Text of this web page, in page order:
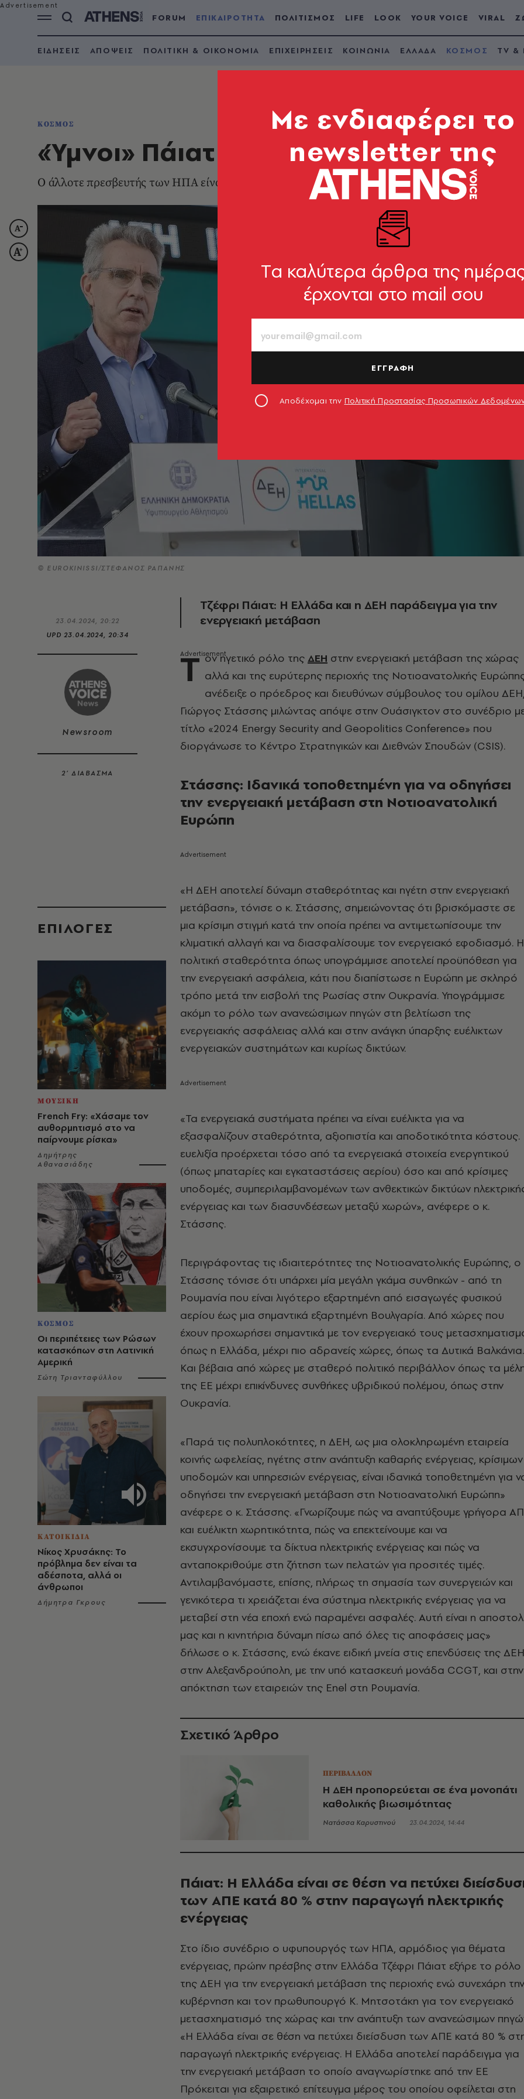
FORUM ΕΠΙΚΑΙΡΟΤΗΤΑ ΠΟΛΙΤΙΣΜΟΣ LIFE LOOK YOUR VOICE VIRAL
ΕΙΔΗΣΕΙΣ ΑΠΟΨΕΙΣ ΠΟΛΙΤΙΚΗ & ΟΙΚΟΝΟΜΙΑ ΕΠΙΧΕΙΡΗΣΕΙΣ ΚΟΙΝΩΝΙΑ ΕΛΛΑΔΑ ΚΟΣΜΟΣ TV &
ΚΟΣΜΟΣ
«Ύμνοι» Πάιατ για την Ελλάδα και την
O άλλοτε πρεσβευτής των ΗΠΑ είναι πλέον υφυπουργός αρμόδιος για ενεργειακά ζητήματα
© ΕUROKINISSI/ΣΤΕΦΑΝΟΣ ΡΑΠΑΝΗΣ
23.04.2024, 20:22
UPD23.04.2024, 20:34
Newsroom
2’ ΔΙΑΒΑΣΜΑ
EΠΙΛΟΓΈΣ
ΜΟΥΣΙΚΗ
French Fry: «Χάσαμε τον
αυθορμητισμό στο να
παίρνουμε ρίσκα»
Δημήτρης
Αθανασιάδης
ΚΟΣΜΟΣ
Οι περιπέτειες των Ρώσων
κατασκόπων στη Λατινική
Αμερική
Σώτη Τριανταφύλλου
ΚΑΤΟΙΚΙΔΙΑ
Νίκος Χρυσάκης: Το
πρόβλημα δεν είναι τα
αδέσποτα, αλλά οι
άνθρωποι
Δήμητρα Γκρους
Τζέφρι Πάιατ: Η Ελλάδα και η ΔΕΗ παράδειγμα για την
ενεργειακή μετάβαση
Τ ον ηγετικό ρόλο της ΔΕΗ στην ενεργειακή μετάβαση της χώρας
αλλά και της ευρύτερης περιοχής της Νοτιοανατολικής
ανέδειξε ο πρόεδρος και διευθύνων σύμβουλος του ομίλου
Γιώργος Στάσσης μιλώντας απόψε στην Ουάσιγκτον στο συνέδριο
τίτλο «2024 Energy Security and Geopolitics Conference» που
διοργάνωσε το Κέντρο Στρατηγικών και Διεθνών Σπουδών (CSIS).
Στάσσης: Iδανικά τοποθετημένη για να οδηγήσει
την ενεργειακή μετάβαση στη Νοτιοανατολική
Ευρώπη
«Η ΔΕΗ αποτελεί δύναμη σταθερότητας και ηγέτη στην ενεργειακή
μετάβαση», τόνισε ο κ. Στάσσης, σημειώνοντας ότι βρισκόμαστε σε
μια κρίσιμη στιγμή κατά την οποία πρέπει να αντιμετωπίσουμε την
κλιματική αλλαγή και να διασφαλίσουμε τον ενεργειακό εφοδιασμό. Η
πολιτική σταθερότητα όπως υπογράμμισε αποτελεί προϋπόθεση για
την ενεργειακή ασφάλεια, κάτι που διαπίστωσε η Ευρώπη με σκληρό
τρόπο μετά την εισβολή της Ρωσίας στην Ουκρανία. Υπογράμμισε
ακόμη το ρόλο των ανανεώσιμων πηγών στη βελτίωση της
ενεργειακής ασφάλειας αλλά και στην ανάγκη ύπαρξης ευέλικτων
ενεργειακών συστημάτων και κυρίως δικτύων.
«Τα ενεργειακά συστήματα πρέπει να είναι ευέλικτα για να
εξασφαλίζουν σταθερότητα, αξιοπιστία και αποδοτικότητα
ευελιξία προέρχεται τόσο από τα ενεργειακά στοιχεία ενεργητικού
(όπως μπαταρίες και εγκαταστάσεις αερίου) όσο και από κρίσιμες
υποδομές, συμπεριλαμβανομένων των ανθεκτικών δικτύων
ενέργειας και των διασυνδέσεων μεταξύ χωρών», ανέφερε ο κ.
Στάσσης.
Περιγράφοντας τις ιδιαιτερότητες της Νοτιοανατολικής Ευρώπης, ο
Στάσσης τόνισε ότι υπάρχει μία μεγάλη γκάμα συνθηκών - από τη
Ρουμανία που είναι λιγότερο εξαρτημένη από εισαγωγές φυσικού
αερίου έως μια σημαντικά εξαρτημένη Βουλγαρία. Από χώρες που
έχουν προχωρήσει σημαντικά με τον ενεργειακό τους
όπως η Ελλάδα, μέχρι πιο αδρανείς χώρες, όπως τα Δυτικά Βαλκάνια.
Και βέβαια από χώρες με σταθερό πολιτικό περιβάλλον όπως τα
της ΕΕ μέχρι επικίνδυνες συνθήκες υβριδικού πολέμου, όπως στην
Ουκρανία.
«Παρά τις πολυπλοκότητες, η ΔΕΗ, ως μια ολοκληρωμένη εταιρεία
κοινής ωφελείας, ηγέτης στην ανάπτυξη καθαρής ενέργειας, κρίσιμων
υποδομών και υπηρεσιών ενέργειας, είναι ιδανικά τοποθετημένη για
οδηγήσει την ενεργειακή μετάβαση στη Νοτιοανατολική Ευρώπη»
ανέφερε ο κ. Στάσσης. «Γνωρίζουμε πώς να αναπτύξουμε γρήγορα
και ευέλικτη χωρητικότητα, πώς να επεκτείνουμε και να
εκσυγχρονίσουμε τα δίκτυα ηλεκτρικής ενέργειας και πώς να
ανταποκριθούμε στη ζήτηση των πελατών για προσιτές τιμές.
Αντιλαμβανόμαστε, επίσης, πλήρως τη σημασία των συνεργειών και
γενικότερα τι χρειάζεται ένα σύστημα ηλεκτρικής ενέργειας για να
μεταβεί στη νέα εποχή ενώ παραμένει ασφαλές. Αυτή είναι η
μας και η κινητήρια δύναμη πίσω από όλες τις αποφάσεις μας»
δήλωσε ο κ. Στάσσης, ενώ έκανε ειδική μνεία στις επενδύσεις της ΔΕΗ
στην Αλεξανδρούπολη, με την υπό κατασκευή μονάδα CCGT, και στην
απόκτηση των εταιρειών της Enel στη Ρουμανία.
Σχετικό Άρθρο
ΠΕΡΙΒΑΛΛΟΝ
Η ΔΕΗ προπορεύεται σε ένα μονοπάτι
καθολικής βιωσιμότητας
Νατάσσα Καρυστινού 23.04.2024, 14:44
Πάιατ: Η Ελλάδα είναι σε θέση να πετύχει
των ΑΠΕ κατά 80 % στην παραγωγή ηλεκτρικής
ενέργειας
Στο ίδιο συνέδριο ο υφυπουργός των ΗΠΑ, αρμόδιος για θέματα
ενέργειας, πρώην πρέσβης στην Ελλάδα Τζέφρι Πάιατ εξήρε το ρόλο
της ΔΕΗ για την ενεργειακή μετάβαση της περιοχής ενώ συνεχάρη την
κυβέρνηση και τον πρωθυπουργό Κ. Μητσοτάκη για τον ενεργειακό
μετασχηματισμό της χώρας και την ανάπτυξη των ανανεώσιμων
«Η Ελλάδα είναι σε θέση να πετύχει διείσδυση των ΑΠΕ κατά 80 %
παραγωγή ηλεκτρικής ενέργειας. Η Ελλάδα αποτελεί παράδειγμα για
την ενεργειακή μετάβαση το οποίο αναγνωρίστηκε από την ΕΕ
Πρόκειται για εξαιρετικό επίτευγμα μέρος του οποίου οφείλεται στη
Mε ενδιαφέρει το
newsletter της
Tα καλύτερα άρθρα της
έρχονται στο mail σου
ΕΓΓΡΑΦΗ
Αποδέχομαι την Πολιτική Προστασίας Προσωπικών